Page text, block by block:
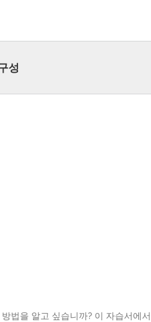
성
법을 알고 싶습니까? 이 자습서에